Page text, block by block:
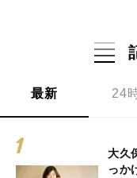
最新 24
大久
っか